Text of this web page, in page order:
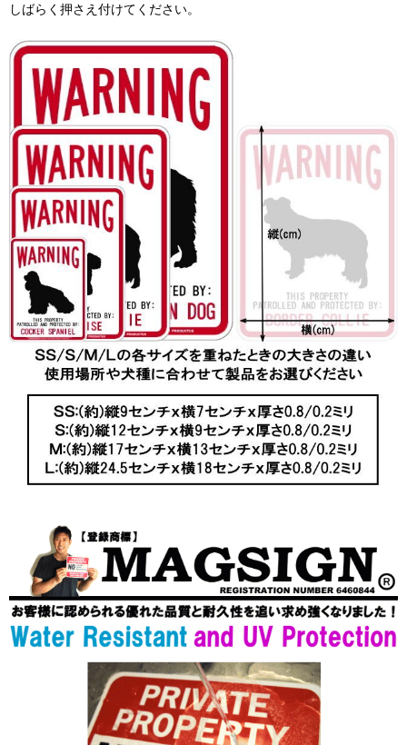
しばらく押さえ付けてください。